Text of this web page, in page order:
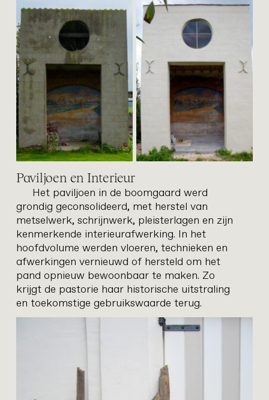
Paviljoen en Interieur
Het paviljoen in de boomgaard werd
grondig geconsolideerd, met herstel van
metselwerk, schrijnwerk, pleisterlagen en zijn
kenmerkende interieurafwerking. In het
hoofdvolume werden vloeren, technieken en
afwerkingen vernieuwd of hersteld om het
pand opnieuw bewoonbaar te maken. Zo
krijgt de pastorie haar historische uitstraling
en toekomstige gebruikswaarde terug.
kelder restauratie
restauratie